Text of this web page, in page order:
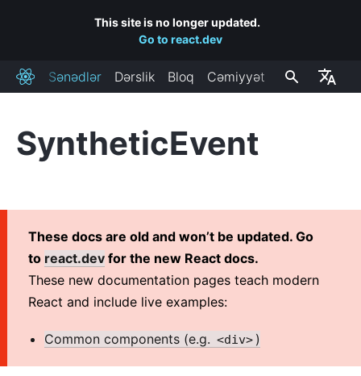
This site is no longer updated.
Go to react.dev
ReactSənədlər Dərslik Bloq Cəmiyyət
SyntheticEvent
These docs are old and won’t be updated. Go
to react.dev for the new React docs.
These new documentation pages teach modern
React and include live examples:
Common components (e.g. <div> )
QURULMA
Səhifəyə React Əlavə Et
Yeni React Applikasiyası Yarat
CDN Linkləri
Buraxılış Kanalları
1. Salam Dünya